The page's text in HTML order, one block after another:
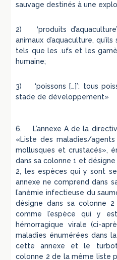
sauvage destinés à une
2) ‘produits
animaux d’aquaculture,
tels que les .ufs et les
humaine;
3) ‘poissons […]’: tous
stade de développement»
6. L’annexe A de la
«Liste des maladies/
mollusques et crustacés»,
dans sa colonne 1 et
2, les espèces qui y sont
annexe ne comprend dans
l’anémie infectieuse du
désigne dans sa colonne 2
comme l’espèce qui y
hémorragique virale (ci-
maladies énumérées dans
cette annexe et le
colonne 2 de la même liste